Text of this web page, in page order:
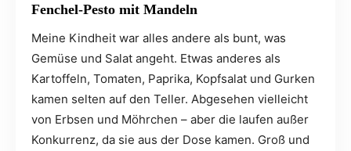
Fenchel-Pesto mit Mandeln
Meine Kindheit war alles andere als bunt, was
Gemüse und Salat angeht. Etwas anderes als
Kartoffeln, Tomaten, Paprika, Kopfsalat und Gurken
kamen selten auf den Teller. Abgesehen vielleicht
von Erbsen und Möhrchen – aber die laufen außer
Konkurrenz, da sie aus der Dose kamen. Groß und